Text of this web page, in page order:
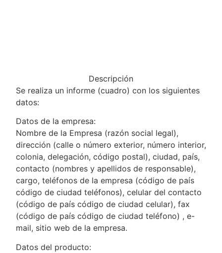
Descripción
Se realiza un informe (cuadro) con los siguientes
datos:
Datos de la empresa:
Nombre de la Empresa (razón social legal),
dirección (calle o número exterior, número interior,
colonia, delegación, código postal), ciudad, país,
contacto (nombres y apellidos de responsable),
cargo, teléfonos de la empresa (código de país
código de ciudad teléfonos), celular del contacto
(código de país código de ciudad celular), fax
(código de país código de ciudad teléfono) , e-
mail, sitio web de la empresa.
Datos del producto: